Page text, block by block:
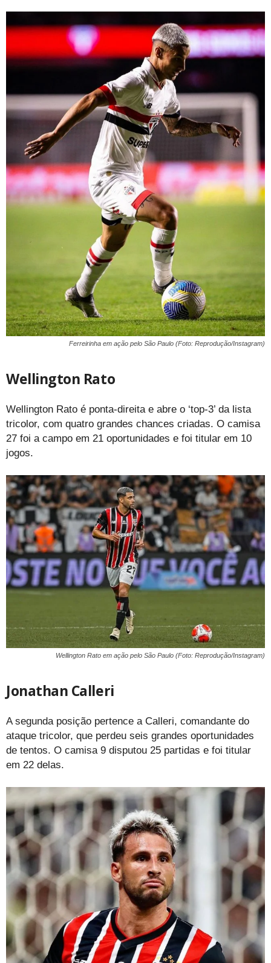
Ferreirinha em ação pelo São Paulo (Foto: Reprodução/Instagram)
Wellington Rato
Wellington Rato é ponta-direita e abre o ‘top-3’ da lista
tricolor, com quatro grandes chances criadas. O camisa
27 foi a campo em 21 oportunidades e foi titular em 10
jogos.
Wellington Rato em ação pelo São Paulo (Foto: Reprodução/Instagram)
Jonathan Calleri
A segunda posição pertence a Calleri, comandante do
ataque tricolor, que perdeu seis grandes oportunidades
de tentos. O camisa 9 disputou 25 partidas e foi titular
em 22 delas.